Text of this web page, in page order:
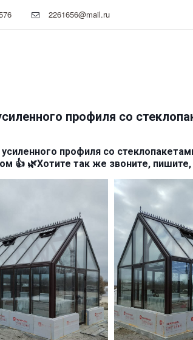
2261656@mail.ru
профиля со
профиля со
👍 🌿Хотите так же звоните,